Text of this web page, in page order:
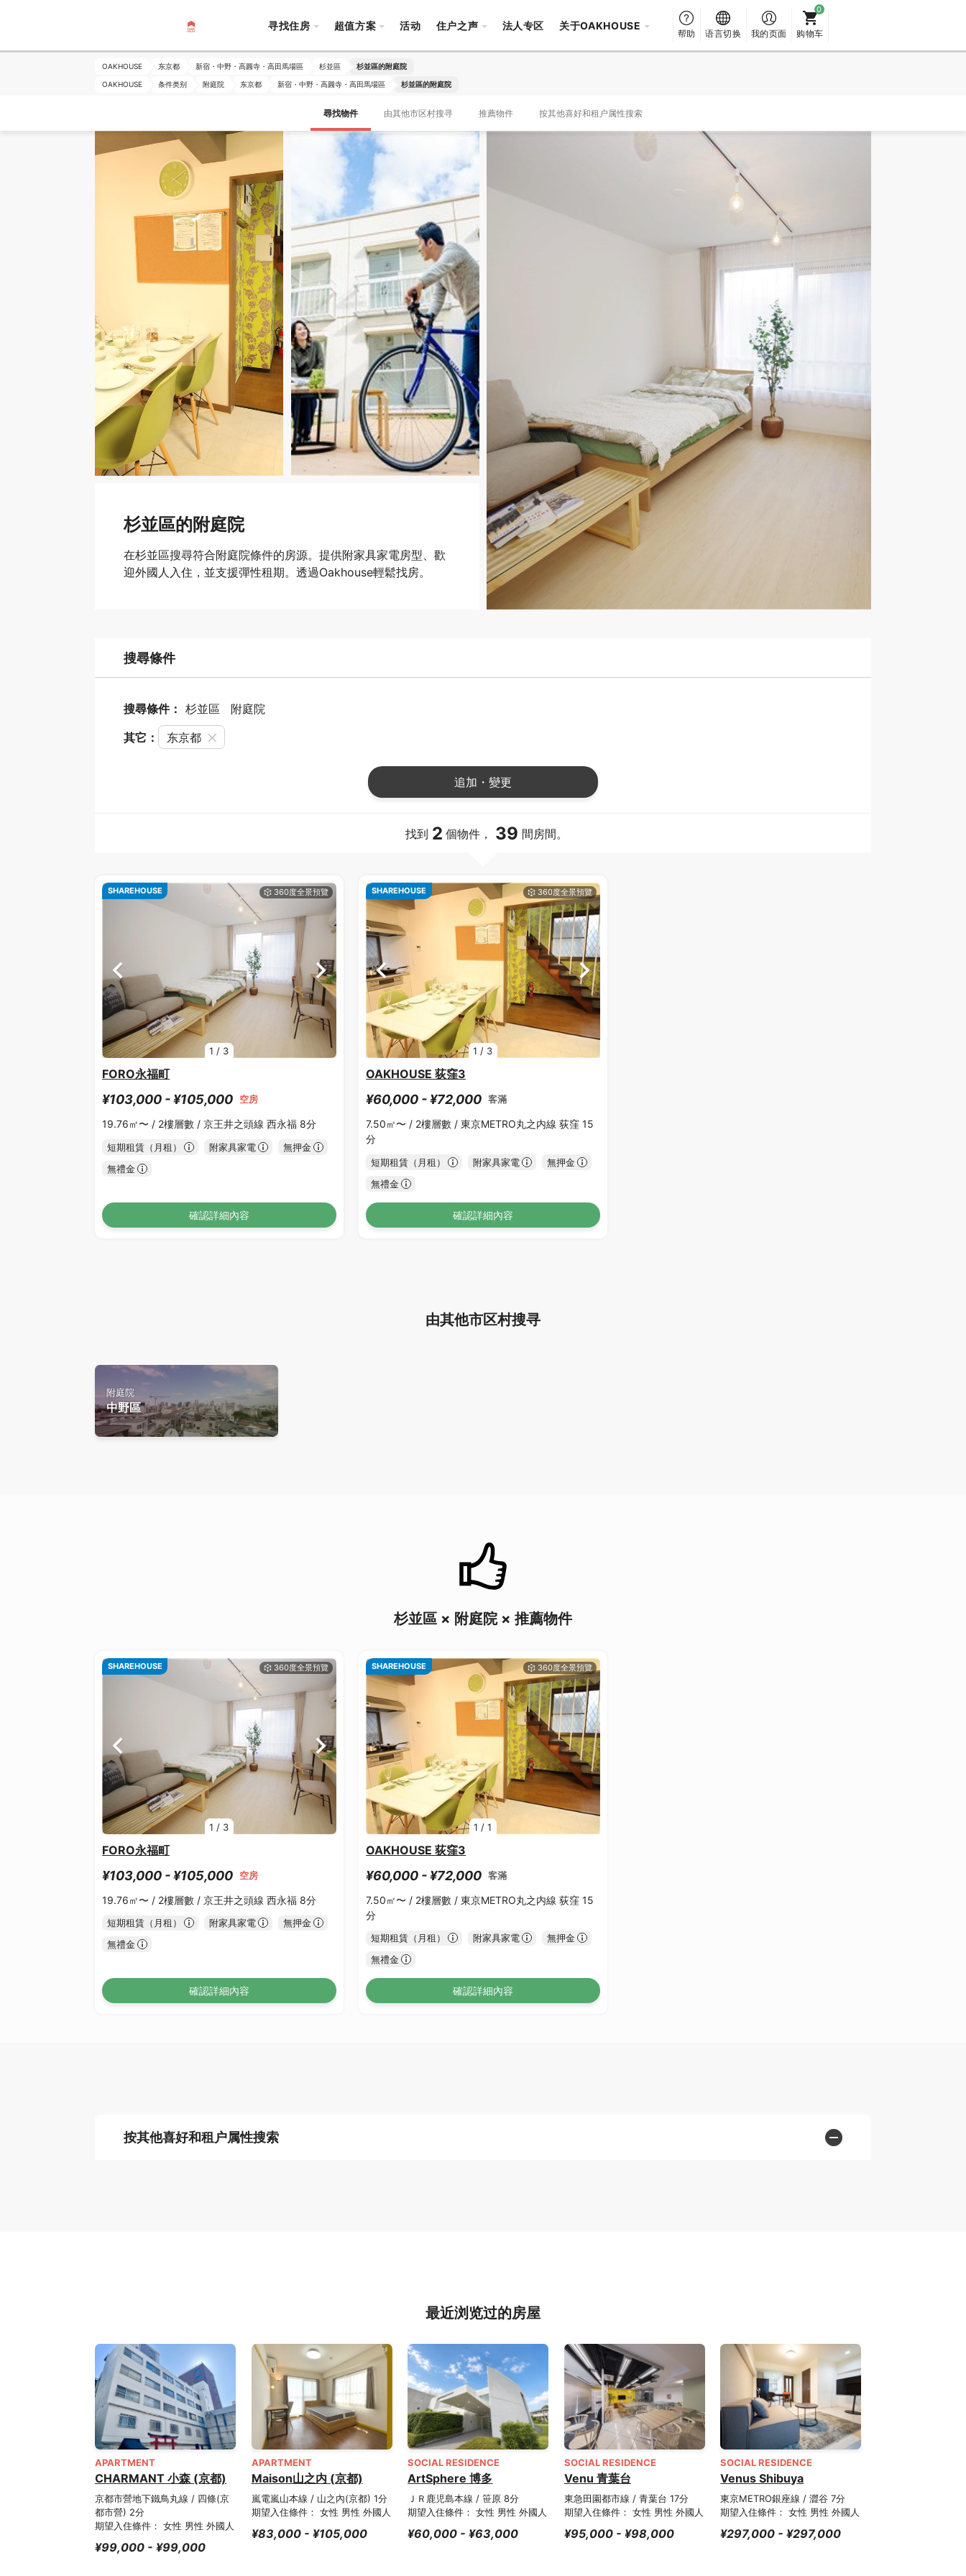
寻找住房 超值方案 活动 住户之声 法人专区 关于OAKHOUSE
帮助 语言切换 我的页面 购物车
OAKHOUSE 东京都 新宿・中野・高圓寺・高田馬場區 杉並區 杉並區的附庭院
OAKHOUSE 条件类别 附庭院 东京都 新宿・中野・高圓寺・高田馬場區 杉並區的附庭院
尋找物件 由其他市区村搜寻 推薦物件 按其他喜好和租户属性搜索
杉並區的附庭院
在杉並區搜尋符合附庭院條件的房源。提供附家具家電房型、歡
迎外國人入住，並支援彈性租期。透過Oakhouse輕鬆找房。
搜尋條件
搜尋條件： 杉並區 附庭院
其它： 东京都
追加・變更
找到 2 個物件， 39 間房間。
1 / 3
SHAREHOUSE
FORO永福町
¥103,000 - ¥105,000 空房
19.76㎡〜 / 2樓層數 / 京王井之頭線 西永福 8分
短期租賃（月租） 附家具家電
無押金
無禮金
確認詳細內容
1 / 3
SHAREHOUSE
OAKHOUSE 荻窪3
¥60,000 - ¥72,000 客滿
7.50㎡〜 / 2樓層數 /東京METRO丸之内線 荻窪 15
分
短期租賃（月租） 附家具家電
無押金
無禮金
確認詳細內容
由其他市区村搜寻
附庭院
中野區
杉並區 × 附庭院 × 推薦物件
1 / 3
SHAREHOUSE
FORO永福町
¥103,000 - ¥105,000 空房
19.76㎡〜 / 2樓層數 / 京王井之頭線 西永福 8分
短期租賃（月租） 附家具家電
無押金
無禮金
確認詳細內容
1 /1
SHAREHOUSE
OAKHOUSE 荻窪3
¥60,000 - ¥72,000 客滿
7.50㎡〜 / 2樓層數 /東京METRO丸之内線 荻窪 15
分
短期租賃（月租） 附家具家電
無押金
無禮金
確認詳細內容
按其他喜好和租户属性搜索
最近浏览过的房屋
APARTMENT
CHARMANT 小森 (京都)
京都市營地下鐵鳥丸線 / 四條(京
都市營) 2分
期望入住條件： 女性 男性 外國人
¥99,000 - ¥99,000
APARTMENT
Maison山之内 (京都)
嵐電嵐山本線 / 山之內(京都) 1分
期望入住條件： 女性 男性 外國人
¥83,000 - ¥105,000
SOCIAL RESIDENCE
ArtSphere 博多
ＪＲ鹿児島本線 / 笹原 8分
期望入住條件： 女性 男性 外國人
¥60,000 - ¥63,000
SOCIAL RESIDENCE
Venu 青葉台
東急田園都市線 / 青葉台 17分
期望入住條件： 女性 男性 外國人
¥95,000 - ¥98,000
SOCIAL RESIDENCE
Venus Shibuya
東京METRO銀座線 / 澀谷 7分
期望入住條件： 女性 男性 外國人
¥297,000 - ¥297,000